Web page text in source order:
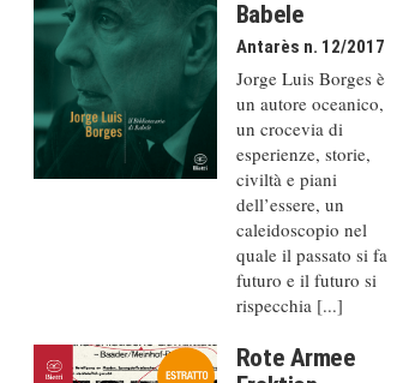
Babele
Antarès n. 12/2017
Jorge Luis Borges è
un autore oceanico,
un crocevia di
esperienze, storie,
civiltà e piani
dell’essere, un
caleido­scopio nel
quale il passato si fa
futuro e il futuro si
rispecchia [...]
Rote Armee